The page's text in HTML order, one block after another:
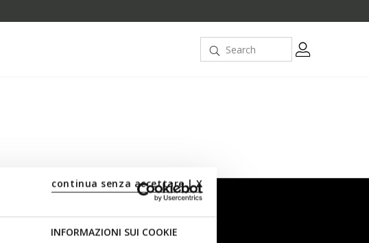
INFORMAZIONI SUI COOKIE
continua senza accettare | X